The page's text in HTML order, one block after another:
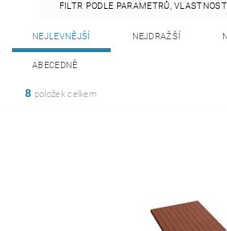
FILTR PODLE PARAMETRŮ,
NEJLEVNĚJŠÍ NEJDRAŽŠÍ
ABECEDNĚ
8 položek celkem